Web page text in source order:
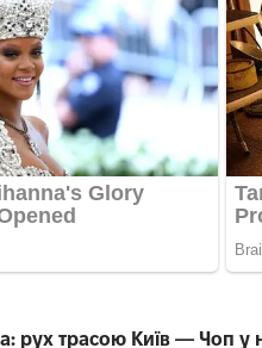
рух трасою Київ — Чоп у